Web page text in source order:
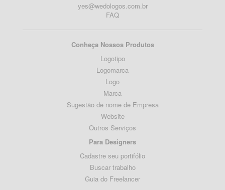
yes@wedologos.com.br
FAQ
Conheça Nossos Produtos
Logotipo
Logomarca
Logo
Marca
Sugestão de nome de Empresa
Website
Outros Serviços
Para Designers
Cadastre seu portifólio
Buscar trabalho
Guia do Freelancer